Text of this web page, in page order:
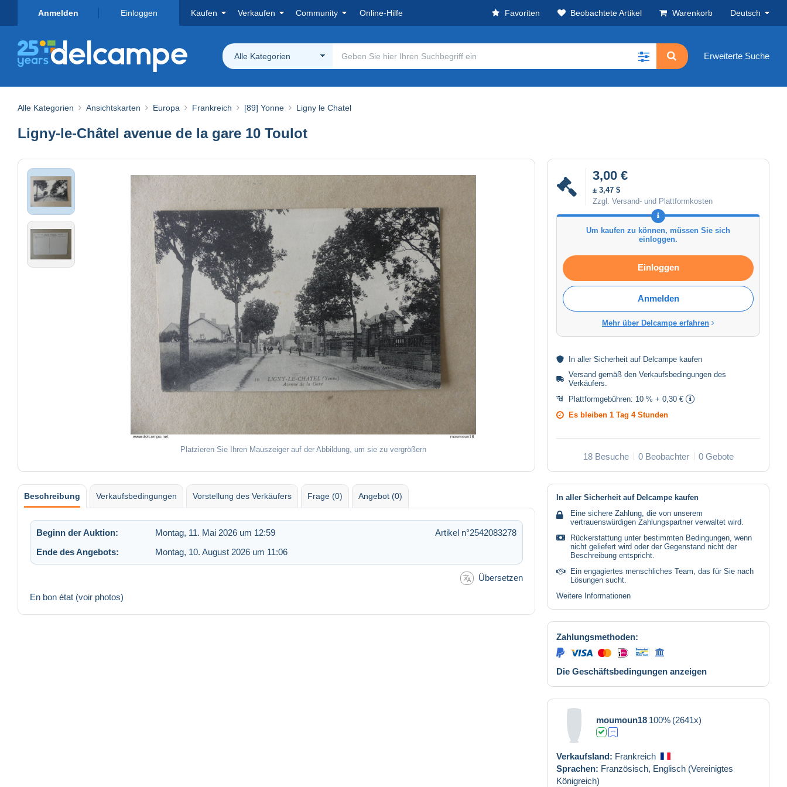
Anmelden Einloggen Kaufen Verkaufen Community Online-Hilfe Favoriten Beobachtete Artikel Warenkorb Deutsch
Alle Kategorien Erweiterte Suche
Alle Kategorien Ansichtskarten Europa Frankreich [89] Yonne Ligny le Chatel
Ligny-le-Châtel avenue de la gare 10 Toulot
Platzieren Sie Ihren Mauszeiger auf der Abbildung, um sie zu vergrößern
3,00 €
± 3,47 $
Zzgl. Versand- und Plattformkosten
Um kaufen zu können, müssen Sie sich
einloggen.
Einloggen
Anmelden
Mehr über Delcampe erfahren
In aller Sicherheit auf Delcampe kaufen
Versand gemäß den Verkaufsbedingungen des
Verkäufers
Plattformgebühren: 10 % + 0,30 €
Es bleiben 1 Tag 4 Stunden
18 Besuche 0 Beobachter 0 Gebote
Beschreibung Verkaufsbedingungen Vorstellung des Verkäufers Frage (0) Angebot (0)
Beginn der Auktion: Montag, 11. Mai 2026 um 12:59
Artikel n°2542083278
Ende des Angebots:
Montag, 10. August 2026 um 11:06
Übersetzen
En bon état (voir photos)
In aller Sicherheit auf Delcampe kaufen
Eine sichere Zahlung, die von unserem
vertrauenswürdigen Zahlungspartner verwaltet wird.
Rückerstattung unter bestimmten Bedingungen, wenn
nicht geliefert wird oder der Gegenstand nicht der
Beschreibung entspricht.
Ein engagiertes menschliches Team, das für Sie nach
Lösungen sucht.
Weitere Informationen
Zahlungsmethoden:
Die Geschäftsbedingungen anzeigen
moumoun18 100% (2641x)
Verkaufsland: Frankreich
Sprachen: Französisch, Englisch (Vereinigtes
Königreich)